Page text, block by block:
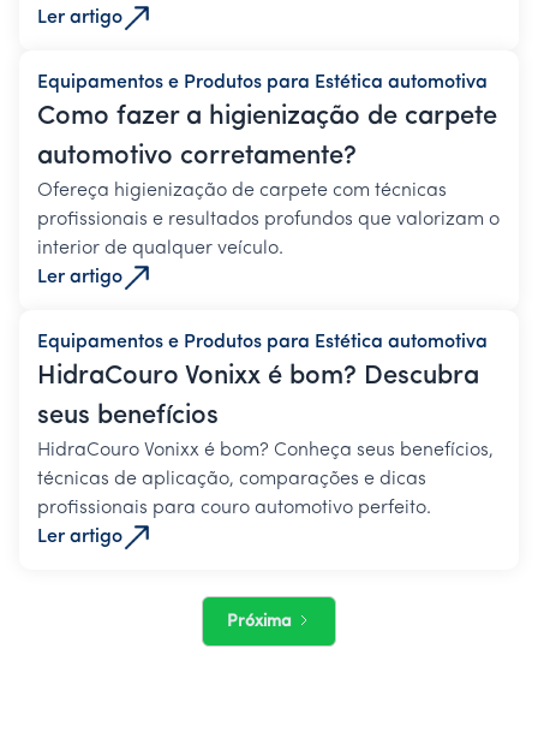
Ler artigo
Equipamentos e Produtos para Estética automotiva
Como fazer a higienização de carpete
automotivo corretamente?
Ofereça higienização de carpete com técnicas
profissionais e resultados profundos que valorizam o
interior de qualquer veículo.
Ler artigo
Equipamentos e Produtos para Estética automotiva
HidraCouro Vonixx é bom? Descubra
seus benefícios
HidraCouro Vonixx é bom? Conheça seus benefícios,
técnicas de aplicação, comparações e dicas
profissionais para couro automotivo perfeito.
Ler artigo
Próxima